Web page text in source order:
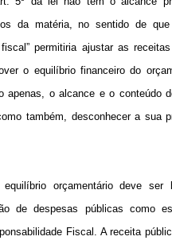
da matéria, no sentido de
permitiria ajustar as
o equilíbrio financeiro do
apenas, o alcance e o conteúdo
também, desconhecer a sua
orçamentário deve ser
de despesas públicas como
Fiscal. A receita